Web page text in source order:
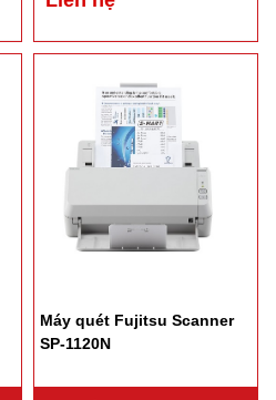
Máy quét Fujitsu Scanner
SP-1120N